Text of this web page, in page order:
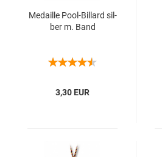
Me­dail­le Pool-​Bil­lard sil­
ber m. Band
3,30 EUR